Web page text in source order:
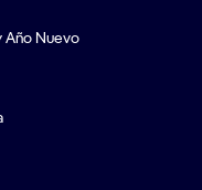
Año Nuevo